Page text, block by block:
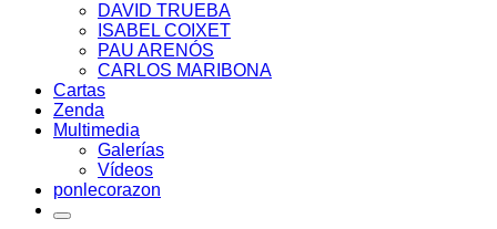
DAVID TRUEBA
ISABEL COIXET
PAU ARENÓS
CARLOS MARIBONA
Cartas
Zenda
Multimedia
Galerías
Vídeos
ponlecorazon